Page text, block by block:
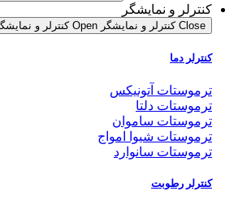
کنترلر و نمایشگر
Close کنترلر و نمایشگر Open کنترلر و نمایشگر
کنترلر دما
ترموستات آتونیکس
ترموستات دلتا
ترموستات ساموان
ترموستات شیوا امواج
ترموستات سانوارد
کنترلر رطوبت